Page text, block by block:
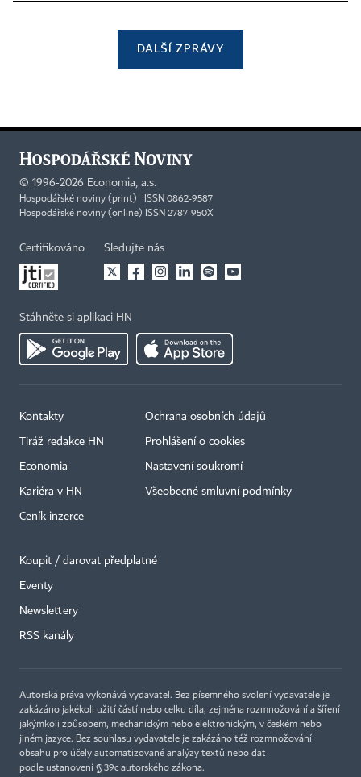
DALŠÍ ZPRÁVY
© 1996-2026 Economia, a.s.
Hospodářské noviny (print) ISSN 0862-9587
Hospodářské noviny (online) ISSN 2787-950X
Certifikováno Sledujte nás
Stáhněte si aplikaci HN
Kontakty
Tiráž redakce HN
Economia
Kariéra v HN
Ceník inzerce
Ochrana osobních údajů
Prohlášení o cookies
Nastavení soukromí
Všeobecné smluvní podmínky
Koupit / darovat předplatné
Eventy
Newslettery
RSS kanály
Autorská práva vykonává vydavatel. Bez písemného svolení vydavatele je
zakázáno jakékoli užití částí nebo celku díla, zejména rozmnožování a šíření
jakýmkoli způsobem, mechanickým nebo elektronickým, v českém nebo
jiném jazyce. Bez souhlasu vydavatele je zakázáno též rozmnožování
obsahu pro účely automatizované analýzy textů nebo dat
podle ustanovení § 39c autorského zákona.